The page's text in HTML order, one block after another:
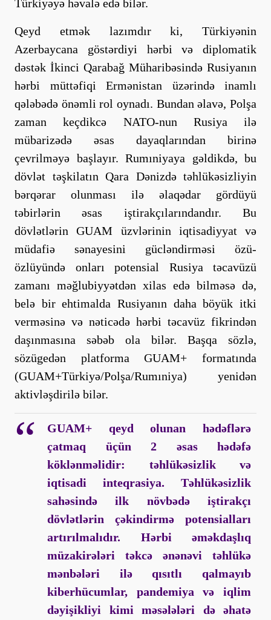
Türkiyəyə həvalə edə bilər.
Qeyd etmək lazımdır ki, Türkiyənin
Azerbaycana göstərdiyi hərbi və diplomatik
dəstək İkinci Qarabağ Müharibəsində Rusiyanın
hərbi müttəfiqi Ermənistan üzərində inamlı
qələbədə önəmli rol oynadı. Bundan əlavə, Polşa
zaman keçdikcə NATO-nun Rusiya ilə
mübarizədə əsas dayaqlarından birinə
çevrilməyə başlayır. Rumıniyaya gəldikdə, bu
dövlət təşkilatın Qara Dənizdə təhlükəsizliyin
bərqərar olunması ilə əlaqədar gördüyü
təbirlərin əsas iştirakçılarındandır. Bu
dövlətlərin GUAM üzvlərinin iqtisadiyyat və
müdafiə sənayesini gücləndirməsi özü-
özlüyündə onları potensial Rusiya təcavüzü
zamanı məğlubiyyətdən xilas edə bilməsə də,
belə bir ehtimalda Rusiyanın daha böyük itki
verməsinə və nəticədə hərbi təcavüz fikrindən
daşınmasına səbəb ola bilər. Başqa sözlə,
sözügedən platforma GUAM+ formatında
(GUAM+Türkiyə/Polşa/Rumıniya) yenidən
aktivləşdirilə bilər.
GUAM+ qeyd olunan hədəflərə
çatmaq üçün 2 əsas hədəfə
köklənməlidir: təhlükəsizlik və
iqtisadi inteqrasiya. Təhlükəsizlik
sahəsində ilk növbədə iştirakçı
dövlətlərin çəkindirmə potensialları
artırılmalıdır. Hərbi əməkdaşlıq
müzakirələri təkcə ənənəvi təhlükə
mənbələri ilə qısıtlı qalmayıb
kiberhücumlar, pandemiya və iqlim
dəyişikliyi kimi məsələləri də əhatə